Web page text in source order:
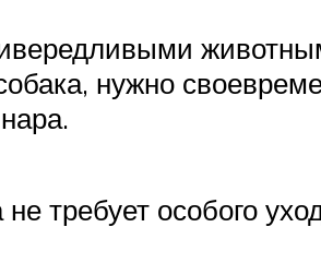
нужно
требует особого